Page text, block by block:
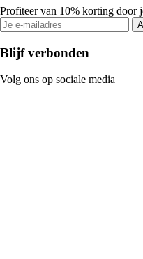
Profiteer van 10% korting door
Blijf verbonden
Volg ons op sociale media